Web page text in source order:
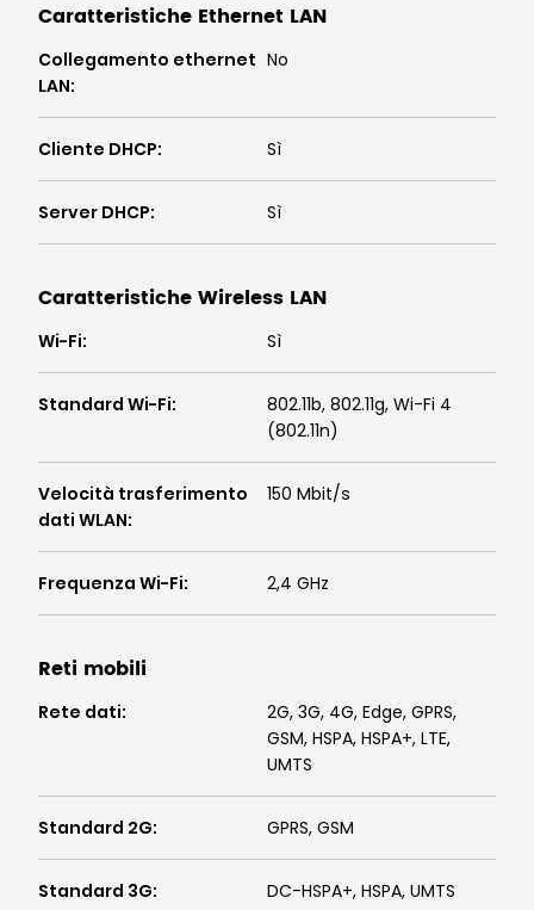
Caratteristiche Ethernet LAN
Collegamento ethernet
LAN:
No
Cliente DHCP: Sì
Server DHCP: Sì
Caratteristiche Wireless LAN
Wi-Fi: Sì
Standard Wi-Fi:
802.11b, 802.11g, Wi-Fi 4
(802.11n)
Velocità trasferimento
dati WLAN:
150 Mbit/s
Frequenza Wi-Fi: 2,4 GHz
Reti mobili
Rete dati:
2G, 3G, 4G, Edge, GPRS,
GSM, HSPA, HSPA+, LTE,
UMTS
Standard 2G: GPRS, GSM
Standard 3G: DC-HSPA+, HSPA, UMTS